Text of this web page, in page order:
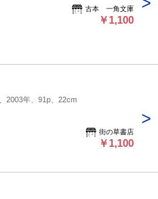
古本 一角文庫
￥1,100
2003年、91p、22cm
街の草書店
￥1,100